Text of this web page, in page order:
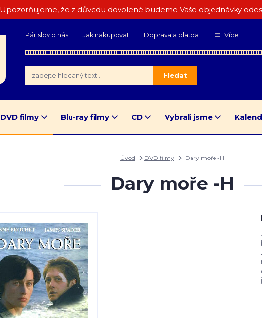
Upozorňujeme, že z důvodu dovolené budeme Vaše objednávky
Pár slov o nás Jak nakupovat Doprava a platba Více
Hledat
DVD filmy Blu-ray filmy CD Vybrali jsme
Úvod DVD filmy Dary moře -H
Dary moře -H